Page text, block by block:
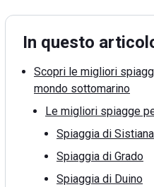
In questo
Scopri le migliori
mondo sottomarino
Le migliori spiagge
Spiaggia di Sistiana
Spiaggia di Grado
Spiaggia di Duino